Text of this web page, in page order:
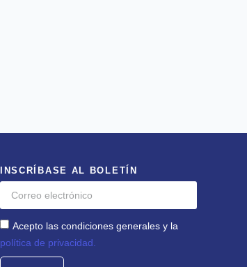
INSCRÍBASE AL BOLETÍN
Acepto las condiciones generales y la
política de privacidad.